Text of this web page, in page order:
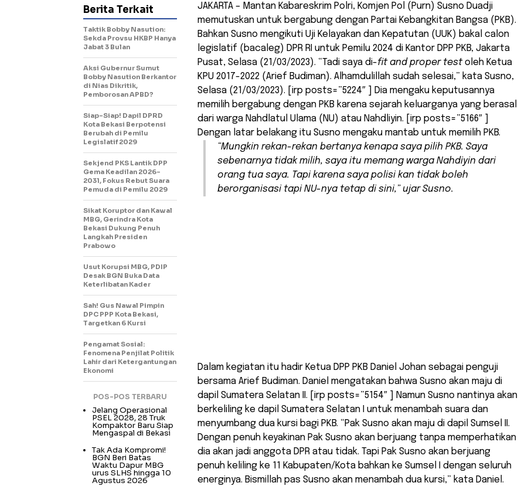
JAKARTA – Mantan Kabareskrim Polri, Komjen Pol (Purn) Susno Duadji
memutuskan untuk bergabung dengan Partai Kebangkitan Bangsa (PKB).
Bahkan Susno mengikuti Uji Kelayakan dan Kepatutan (UUK) bakal calon
legislatif (bacaleg) DPR RI untuk Pemilu 2024 di Kantor DPP PKB, Jakarta
Pusat, Selasa (21/03/2023). “Tadi saya di-fit and proper testoleh Ketua
KPU 2017-2022 (Arief Budiman). Alhamdulillah sudah selesai,” kata Susno,
Selasa (21/03/2023). [irp posts=”5224″ ] Dia mengaku keputusannya
memilih bergabung dengan PKB karena sejarah keluarganya yang berasal
dari warga Nahdlatul Ulama (NU) atau Nahdliyin. [irp posts=”5166″ ]
Dengan latar belakang itu Susno mengaku mantab untuk memilih PKB.
“Mungkin rekan-rekan bertanya kenapa saya pilih PKB. Saya
sebenarnya tidak milih, saya itu memang warga Nahdiyin dari
orang tua saya. Tapi karena saya polisi kan tidak boleh
berorganisasi tapi NU-nya tetap di sini,” ujar Susno.
Dalam kegiatan itu hadir Ketua DPP PKB Daniel Johan sebagai penguji
bersama Arief Budiman. Daniel mengatakan bahwa Susno akan maju di
dapil Sumatera Selatan II. [irp posts=”5154″ ] Namun Susno nantinya akan
berkeliling ke dapil Sumatera Selatan I untuk menambah suara dan
menyumbang dua kursi bagi PKB. “Pak Susno akan maju di dapil Sumsel II.
Dengan penuh keyakinan Pak Susno akan berjuang tanpa memperhatikan
dia akan jadi anggota DPR atau tidak. Tapi Pak Susno akan berjuang
penuh keliling ke 11 Kabupaten/Kota bahkan ke Sumsel I dengan seluruh
energinya. Bismillah pas Susno akan menambah dua kursi,” kata Daniel.
Berita Terkait
Taktik Bobby Nasution:
Sekda Provsu HKBP Hanya
Jabat 3 Bulan
Aksi Gubernur Sumut
Bobby Nasution Berkantor
di Nias Dikritik,
Pemborosan APBD?
Siap-Siap! Dapil DPRD
Kota Bekasi Berpotensi
Berubah di Pemilu
Legislatif 2029
Sekjend PKS Lantik DPP
Gema Keadilan 2026-
2031, Fokus Rebut Suara
Pemuda di Pemilu 2029
Sikat Koruptor dan Kawal
MBG, Gerindra Kota
Bekasi Dukung Penuh
Langkah Presiden
Prabowo
Usut Korupsi MBG, PDIP
Desak BGN Buka Data
Keterlibatan Kader
Sah! Gus Nawal Pimpin
DPC PPP Kota Bekasi,
Targetkan 6 Kursi
Pengamat Sosial:
Fenomena Penjilat Politik
Lahir dari Ketergantungan
Ekonomi
POS-POS TERBARU
Jelang Operasional
PSEL 2028, 28 Truk
Kompaktor Baru Siap
Mengaspal di Bekasi
Tak Ada Kompromi!
BGN Beri Batas
Waktu Dapur MBG
urus SLHS hingga 10
Agustus 2026